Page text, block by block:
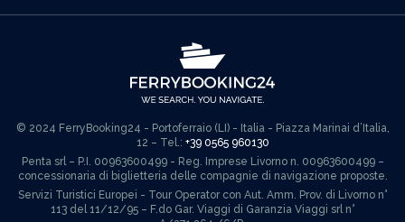
© 2024 FerryBooking24 - Portoferraio (LI) - Italia - Piazza Marinai d’Italia,
12 – Tel.: +39 0565 960130
Penta srl – P.I. 00963600499 - Reg. Imprese Livorno n. 00963600499 –
concessionaria di biglietteria delle compagnie di navigazione proposte.
Servizi Turistici Europei - Tour Operator con Aut. Amm. Prov. di Livorno n°
113 del 11/12/95 – F.do Gar. Viaggi di Garanzia Viaggi srl n°